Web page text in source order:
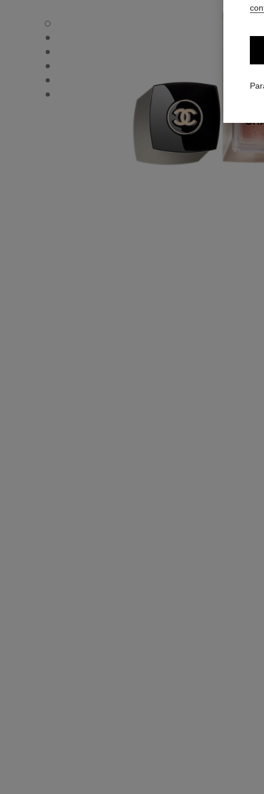
LES BEIGES EAU DE BLUSH - Vue par défaut
LES BEIGES EAU DE BLUSH - Vue alternative 3
LES BEIGES EAU DE BLUSH - Vue alternative 1
LES BEIGES EAU DE BLUSH - Vue basique texture
LES BEIGES EAU DE BLUSH -
LES BEIGES EAU DE BLUSH -